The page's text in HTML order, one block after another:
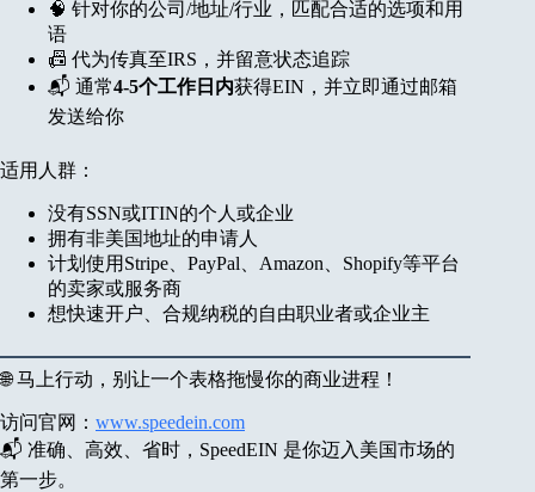
🧠 针对你的公司/地址/行业，匹配合适的选项和用
语
📠 代为传真至IRS，并留意状态追踪
📬 通常4-5个工作日内获得EIN，并立即通过邮箱
发送给你
适用人群：
没有SSN或ITIN的个人或企业
拥有非美国地址的申请人
计划使用Stripe、PayPal、Amazon、Shopify等平台
的卖家或服务商
想快速开户、合规纳税的自由职业者或企业主
🌐 马上行动，别让一个表格拖慢你的商业进程！
访问官网： www.speedein.com
📬 准确、高效、省时，SpeedEIN 是你迈入美国市场的
第一步。